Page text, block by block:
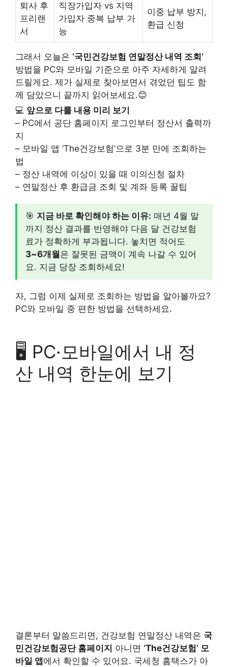
퇴사 후
프리랜
서
직장가입자 vs 지역
가입자 중복 납부 가
능
이중 납부 방지,
환급 신청
그래서 오늘은 ‘국민건강보험 연말정산 내역 조회’
방법을 PC와 모바일 기준으로 아주 자세하게 알려
드릴게요. 제가 실제로 찾아보면서 겪었던 팁도 함
께 담았으니 끝까지 읽어보세요.😊
💻 앞으로 다룰 내용 미리 보기
– PC에서 공단 홈페이지 로그인부터 정산서 출력까
지
– 모바일 앱 ‘The건강보험’으로 3분 만에 조회하는
법
– 정산 내역에 이상이 있을 때 이의신청 절차
– 연말정산 후 환급금 조회 및 계좌 등록 꿀팁
🎯 지금 바로 확인해야 하는 이유: 매년 4월 말
까지 정산 결과를 반영해야 다음 달 건강보험
료가 정확하게 부과됩니다. 놓치면 적어도
3~6개월 은 잘못된 금액이 계속 나갈 수 있어
요. 지금 당장 조회하세요!
자, 그럼 이제 실제로 조회하는 방법을 알아볼까요?
PC와 모바일 중 편한 방법을 선택하세요.
🖥️ PC·모바일에서 내 정
산 내역 한눈에 보기
결론부터 말씀드리면, 건강보험 연말정산 내역은 국
민건강보험공단 홈페이지 아니면 ‘The건강보험’ 모
바일 앱 에서 확인할 수 있어요. 국세청 홈택스가 아